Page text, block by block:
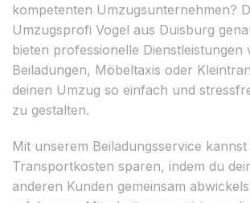
kompetenten Umzugsunternehmen?
Umzugsprofi Vogel aus Duisburg
bieten professionelle Dienstleistungen
Beiladungen, Möbeltaxis oder
deinen Umzug so einfach und
zu gestalten.
Mit unserem Beiladungsservice kannst
Transportkosten sparen, indem du
anderen Kunden gemeinsam